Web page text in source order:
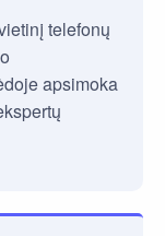
telefonų
apsimoka